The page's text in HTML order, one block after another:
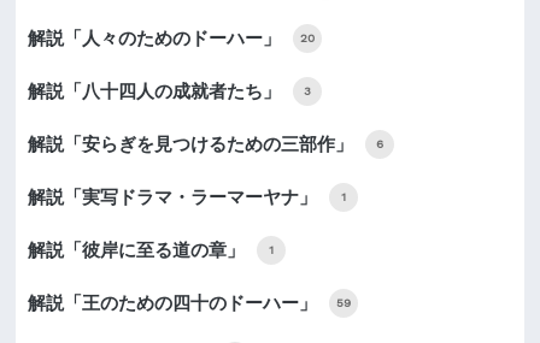
解説「人々のためのドーハー」 20
解説「八十四人の成就者たち」 3
解説「安らぎを見つけるための三部作」 6
解説「実写ドラマ・ラーマーヤナ」 1
解説「彼岸に至る道の章」 1
解説「王のための四十のドーハー」 59